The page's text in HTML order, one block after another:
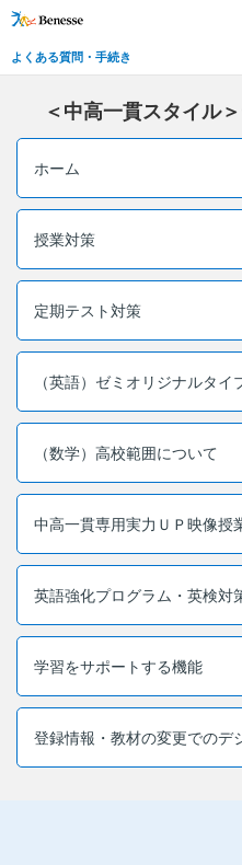
よくある質問・手続き
よくある質問・手続き
登録情報の変更・各種お手
会員ページへログイン
お客様サポート(手続き・照会)
カテゴリーから探す
お問い合わせ窓口
他の講座のよくある質問・
進研ゼミ 小学講座
進研ゼミ 中学講座
＜中高一貫スタイル
ホーム
授業対策
定期テスト対策
（英語）ゼミオリジナルタイ
（数学）高校範囲について
中高一貫専用実力ＵＰ映像授
英語強化プログラム・英検対
学習をサポートする機能
登録情報・教材の変更でのデ